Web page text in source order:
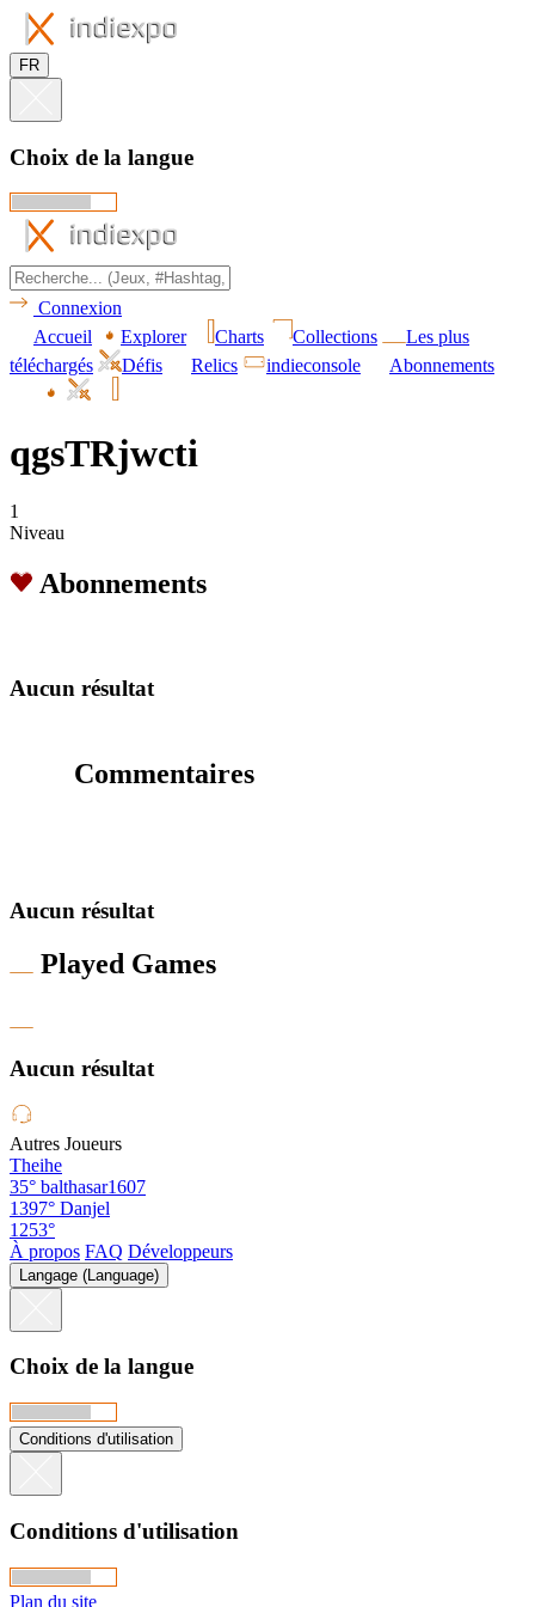
FR
Choix de la langue
Connexion
Accueil
Explorer Charts Collections
Les plus
téléchargés
Défis Relics indieconsole Abonnements
qgsTRjwcti
1
Niveau
Abonnements
Aucun résultat
Commentaires
Aucun résultat
Played Games
Aucun résultat
Autres Joueurs
Theihe
35° balthasar1607
1397° Danjel
1253°
À propos FAQ Développeurs
Langage (Language)
Choix de la langue
Conditions d'utilisation
Conditions d'utilisation
Plan du site